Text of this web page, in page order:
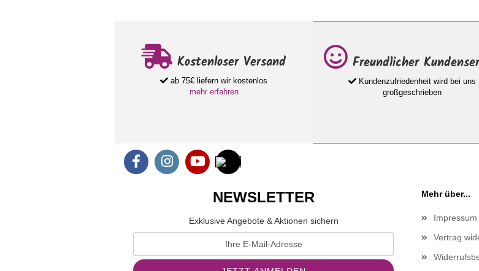
Kostenloser Versand
ab 75€ liefern wir kostenlos
mehr erfahren
Freundlicher
Kundenzufriedenheit wird bei uns
großgeschrieben
NEWSLETTER
Exklusive Angebote & Aktionen sichern
Mehr über...
Impressum
Vertrag